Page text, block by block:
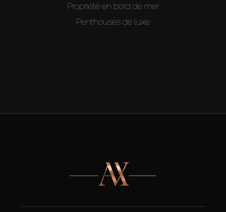
Propriété en bord de mer
Penthouses de luxe